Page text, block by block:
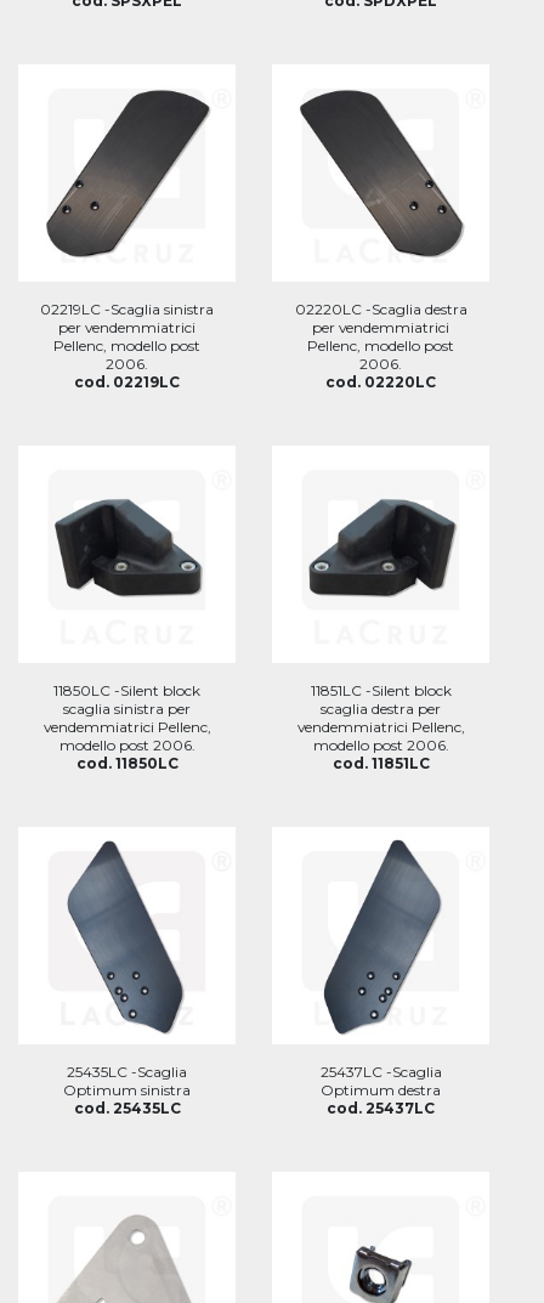
02219LC -Scaglia sinistra
per vendemmiatrici
Pellenc, modello post
2006.
cod. 02219LC
02220LC -Scaglia destra
per vendemmiatrici
Pellenc, modello post
2006.
cod. 02220LC
11850LC -Silent block
scaglia sinistra per
vendemmiatrici Pellenc,
modello post 2006.
cod. 11850LC
11851LC -Silent block
scaglia destra per
vendemmiatrici Pellenc,
modello post 2006.
cod. 11851LC
25435LC -Scaglia
Optimum sinistra
cod. 25435LC
25437LC -Scaglia
Optimum destra
cod. 25437LC